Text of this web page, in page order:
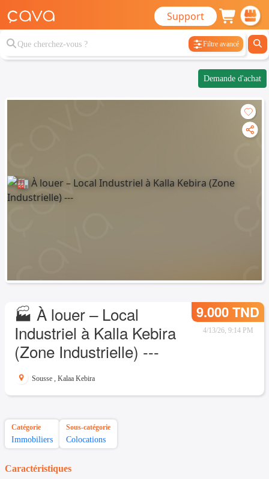
Support
Filtre avancé
Demande d'achat
🏭 À louer – Local
Industriel à Kalla Kebira
(Zone Industrielle) ---
9.000 TND
4/13/26, 9:14 PM
Sousse , Kalaa Kebira
Catégorie
Immobiliers
Sous-catégorie
Colocations
Caractéristiques